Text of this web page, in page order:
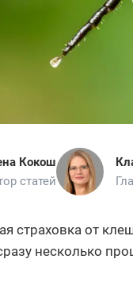
Кокош
статей
страховка от
несколько